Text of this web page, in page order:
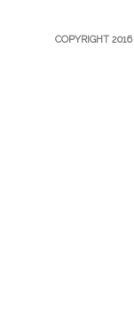
COPYRIGHT 2016